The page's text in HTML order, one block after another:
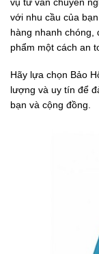
với nhu cầu của
hàng nhanh chóng,
phẩm một cách an
Hãy lựa chọn Bảo
lượng và uy tín để
bạn và cộng đồng.